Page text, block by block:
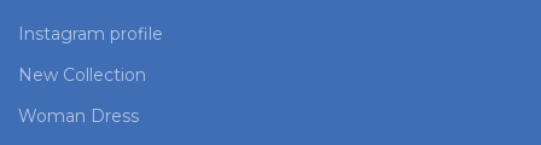
Instagram profile
New Collection
Woman Dress